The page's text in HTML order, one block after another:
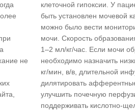
не
клеточной гипоксии. У
быть установлен мочевой
можно было вести
мочи. Скорость
1–2 мл/кг/час. Если мочи
необходимо назначить
кг/мин, в/в, длительной
дилятировать
улучшить почечную
поддерживать кислотно-